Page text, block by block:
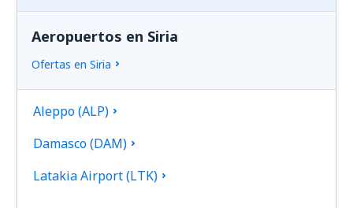
Aeropuertos en Siria
Ofertas en Siria
Aleppo (ALP)
Damasco (DAM)
Latakia Airport (LTK)